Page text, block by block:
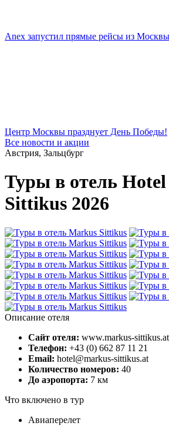
Anex запустил прямые рейсы из
Центр Москвы празднует День Победы!
Все новости и акции
Австрия, Зальцбург
Туры в отель
Sittikus 2026
Описание отеля
Сайт отеля: www.markus-sittikus.at
Телефон: +43 (0) 662 87 11 21
Email: hotel@markus-sittikus.at
Количество номеров: 40
До аэропорта: 7 км
Что включено в тур
Авиаперелет